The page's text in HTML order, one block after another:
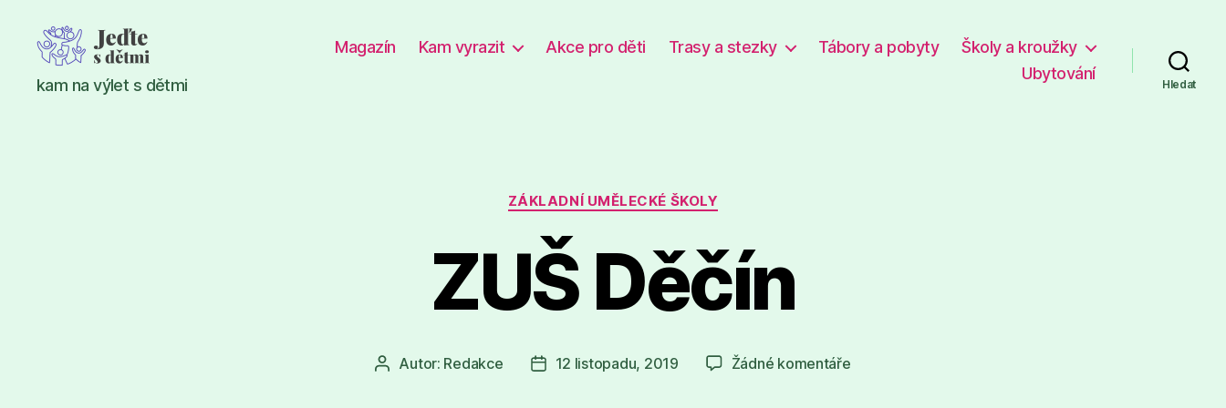
Jeďte
s
kam na výlet s dětmi
Magazín Kam vyrazit Akce pro děti Trasy a stezky Tábory a pobyty
Školy a kroužky
Ubytování
Hledat
Rubriky
ZÁKLADNÍ UMĚLECKÉ ŠKOLY
ZUŠ Děčín
AutorAutor: Redakce
Datum
12 listopadu, 2019 Žádné komentářeu